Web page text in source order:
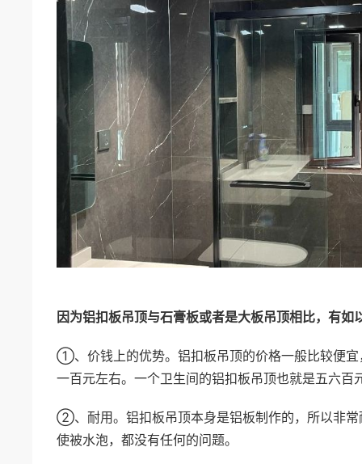
因为铝扣板吊顶与石膏板或者是大板吊顶相比，有如
①、价钱上的优势。铝扣板吊顶的价格一般比较便宜
一百元左右。一个卫生间的铝扣板吊顶也就是五六百
②、耐用。铝扣板吊顶本身是铝板制作的，所以非常
使被水泡，都没有任何的问题。